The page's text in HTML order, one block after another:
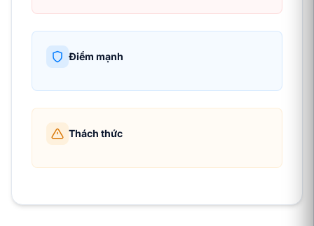
Điểm mạnh
Thách thức